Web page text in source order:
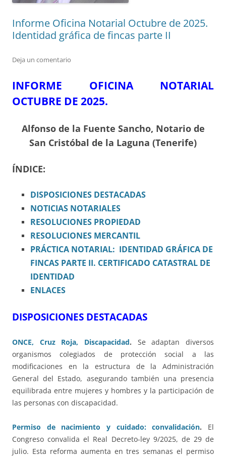
Informe Oficina Notarial Octubre de 2025.
Identidad gráfica de fincas parte II
Deja un comentario
INFORME OFICINA NOTARIAL
OCTUBRE DE 2025.
Alfonso de la Fuente Sancho, Notario de
San Cristóbal de la Laguna (Tenerife)
ÍNDICE:
DISPOSICIONES DESTACADAS
NOTICIAS NOTARIALES
RESOLUCIONES PROPIEDAD
RESOLUCIONES MERCANTIL
PRÁCTICA NOTARIAL: IDENTIDAD GRÁFICA DE
FINCAS PARTE II. CERTIFICADO CATASTRAL DE
IDENTIDAD
ENLACES
DISPOSICIONES DESTACADAS
ONCE, Cruz Roja, Discapacidad. Se adaptan diversos
organismos colegiados de protección social a las
modificaciones en la estructura de la Administración
General del Estado, asegurando también una presencia
equilibrada entre mujeres y hombres y la participación de
las personas con discapacidad.
Permiso de nacimiento y cuidado: convalidación. El
Congreso convalida el Real Decreto-ley 9/2025, de 29 de
julio. Esta reforma aumenta en tres semanas el permiso